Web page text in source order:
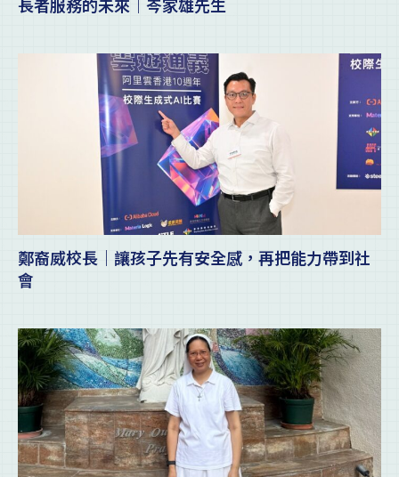
鄭裔威校長｜讓孩子先有安全感，再把能力帶到社
會